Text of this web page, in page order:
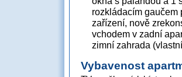
rozkládacím gaučem
zařízení, nově
vchodem v zadní
zimní zahrada
Vybavenost